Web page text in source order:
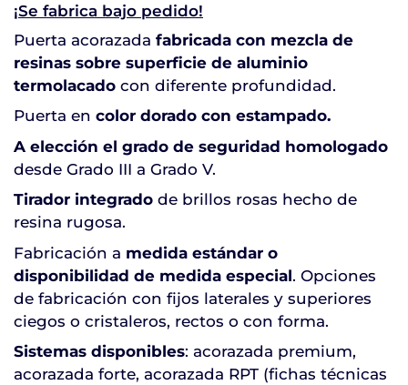
¡Se fabrica bajo pedido!
Puerta acorazada fabricada con mezcla de
resinas sobre superficie de aluminio
termolacado con diferente profundidad.
Puerta en color dorado con estampado.
A elección el grado de seguridad homologado
desde Grado III a Grado V.
Tirador integrado de brillos rosas hecho de
resina rugosa.
Fabricación a medida estándar o
disponibilidad de medida especial. Opciones
de fabricación con fijos laterales y superiores
ciegos o cristaleros, rectos o con forma.
Sistemas disponibles: acorazada premium,
acorazada forte, acorazada RPT (fichas técnicas